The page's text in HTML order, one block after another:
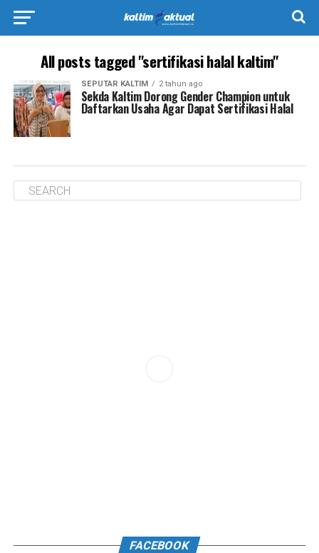
All posts tagged "sertifikasi halal kaltim"
SEPUTAR KALTIM 2 tahun ago
Sekda Kaltim Dorong Gender Champion untuk
Daftarkan Usaha Agar Dapat Sertifikasi Halal
FACEBOOK